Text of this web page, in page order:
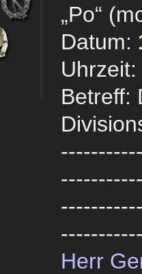
„Po“
Datum:
Betreff:
Herr